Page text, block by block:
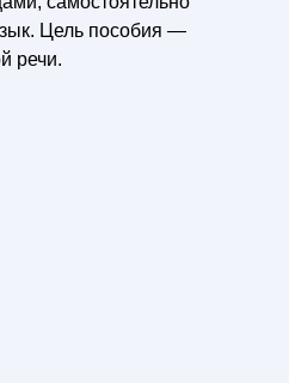
Цель пособия —
речи.